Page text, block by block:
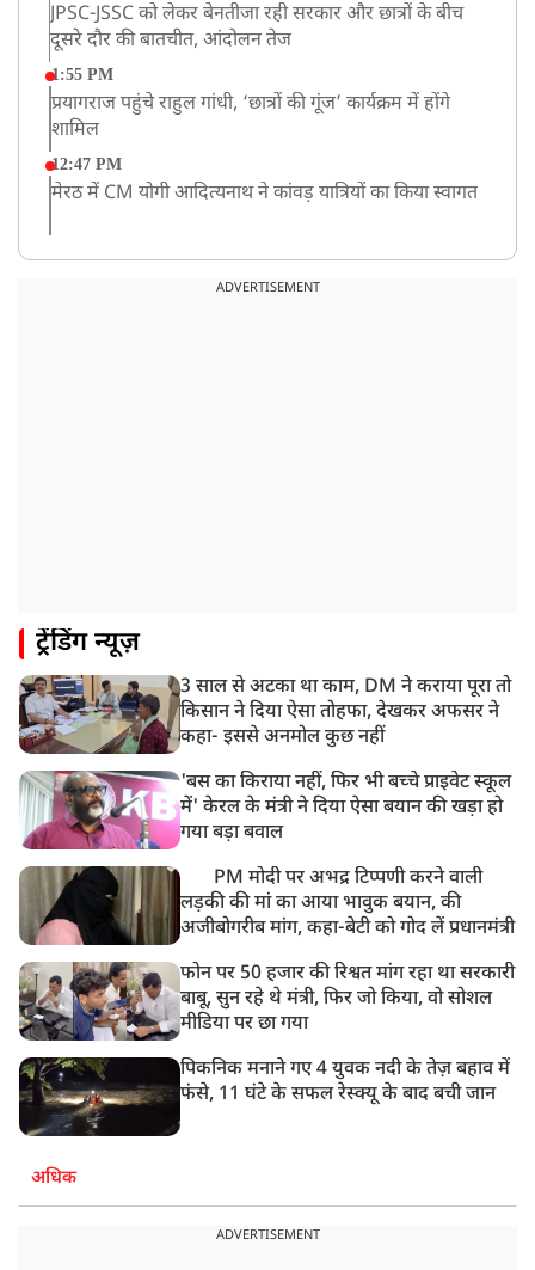
JPSC-JSSC को लेकर बेनतीजा रही सरकार और छात्रों के बीच
दूसरे दौर की बातचीत, आंदोलन तेज
1:55 PM
प्रयागराज पहुंचे राहुल गांधी, ‘छात्रों की गूंज’ कार्यक्रम में होंगे
शामिल
12:47 PM
मेरठ में CM योगी आदित्यनाथ ने कांवड़ यात्रियों का किया स्वागत
असम बाढ़: 13 जिलों में 15 लाख से ज्यादा लोग प्रभावित, मृतकों
भारत समेत 5 देशों पर 100% टैरिफ
8:19 AM
PM मोदी आज IIT दिल्ली के दीक्षांत समारोह में शामिल होंगे
ADVERTISEMENT
ट्रेंडिंग न्यूज़
3 साल से अटका था काम, DM ने कराया पूरा तो
किसान ने दिया ऐसा तोहफा, देखकर अफसर ने
कहा- इससे अनमोल कुछ नहीं
'बस का किराया नहीं, फिर भी बच्चे प्राइवेट स्कूल
में' केरल के मंत्री ने दिया ऐसा बयान की खड़ा हो
गया बड़ा बवाल
PM मोदी पर अभद्र टिप्पणी करने वाली
लड़की की मां का आया भावुक बयान, की
अजीबोगरीब मांग, कहा-बेटी को गोद लें प्रधानमंत्री
फोन पर 50 हजार की रिश्वत मांग रहा था सरकारी
बाबू, सुन रहे थे मंत्री, फिर जो किया, वो सोशल
मीडिया पर छा गया
पिकनिक मनाने गए 4 युवक नदी के तेज़ बहाव में
फंसे, 11 घंटे के सफल रेस्क्यू के बाद बची जान
अधिक
ADVERTISEMENT